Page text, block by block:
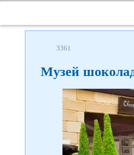
3361
Музей
Слідкуйте за